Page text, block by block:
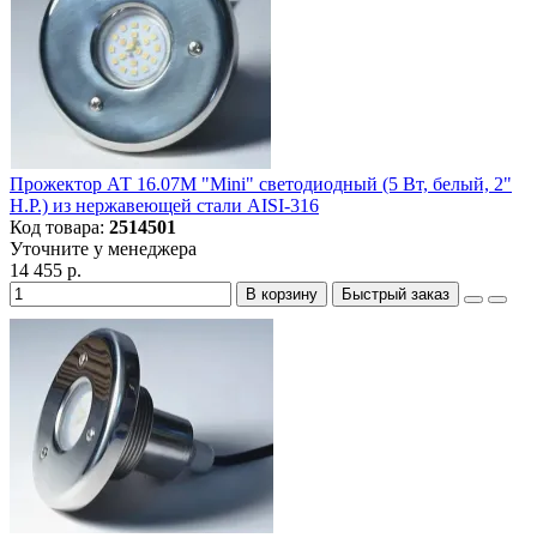
Прожектор АТ 16.07М "Mini" светодиодный (5 Вт, белый, 2"
Н.Р.) из нержавеющей стали AISI-316
Код товара: 2514501
Уточните у менеджера
14 455 р.
В корзину Быстрый заказ